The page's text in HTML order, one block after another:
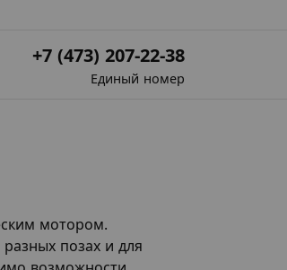
+7 (473) 207-22-38
Единый номер
мотором.
позах и для